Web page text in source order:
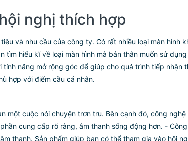
nghị thích hợp
và nhu cầu của công ty. Có rất nhiều loại màn hình
tìm hiểu kĩ về loại màn hình mà bản thân muốn sử
tính năng mở rộng góc để giúp cho quá trình tiếp nhận
hợp với điểm cầu cá nhân.
một cuộc nói chuyện trơn tru. Bên cạnh đó, công
cung cấp rõ ràng, âm thanh sống động hơn. -
thanh. Sản phẩm giúp bạn có thể tham gia vào hội